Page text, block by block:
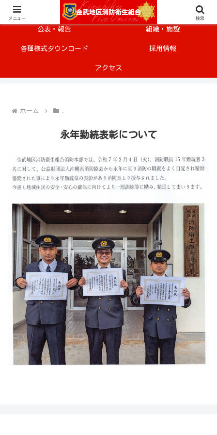
メニュー 安全・安心情報
公表・報告 組織・施設
各種様式ダウンロード 採用情報
アクセス
ホーム .
永年勤続表彰について
メニュー 検索